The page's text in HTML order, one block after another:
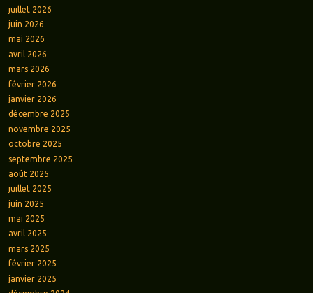
juillet 2026
juin 2026
mai 2026
avril 2026
mars 2026
février 2026
janvier 2026
décembre 2025
novembre 2025
octobre 2025
septembre 2025
août 2025
juillet 2025
juin 2025
mai 2025
avril 2025
mars 2025
février 2025
janvier 2025